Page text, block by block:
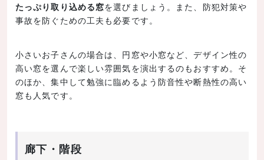
たっぷり取り込める窓を選びましょう。また、防犯対策や
事故を防ぐための工夫も必要です。
小さいお子さんの場合は、円窓や小窓など、デザイン性の
高い窓を選んで楽しい雰囲気を演出するのもおすすめ。そ
のほか、集中して勉強に臨めるよう防音性や断熱性の高い
窓も人気です。
廊下・階段